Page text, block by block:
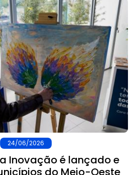
24/06/2026
Inovação é lançado e
do Meio-Oeste